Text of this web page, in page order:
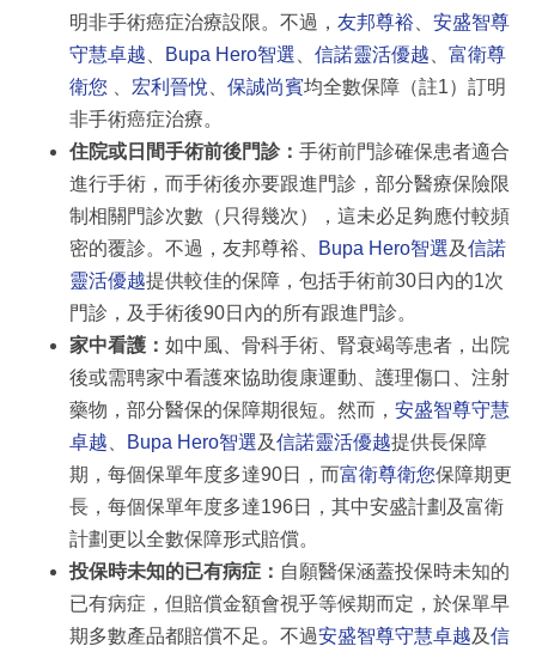
明非手術癌症治療設限。不過， 友邦尊裕
安盛智尊
守慧卓越
Bupa Hero智選 信諾靈活優越
富衛尊
衛您
宏利晉悅 保誠尚賓均全數保障（註1）訂明
非手術癌症治療。
住院或日間手術前後門診： 手術前門診確保患者適合
進行手術，而手術後亦要跟進門診，部分醫療保險限
制相關門診次數（只得幾次），這未必足夠應付較頻
密的覆診。不過，友邦尊裕、
Bupa Hero智選及信諾
靈活優越提供較佳的保障，包括手術前30日內的1次
門診，及手術後90日內的所有跟進門診。
家中看護： 如中風、骨科手術、腎衰竭等患者，出院
後或需聘家中看護來協助復康運動、護理傷口、注射
藥物，部分醫保的保障期很短。然而， 安盛智尊守慧
卓越
Bupa Hero智選及信諾靈活優越提供長保障
期，每個保單年度多達90日，而富衛尊衛您保障期更
長，每個保單年度多達196日，其中安盛計劃及富衛
計劃更以全數保障形式賠償。
投保時未知的已有病症： 自願醫保涵蓋投保時未知的
已有病症，但賠償金額會視乎等候期而定，於保單早
期多數產品都賠償不足。不過安盛智尊守慧卓越及信